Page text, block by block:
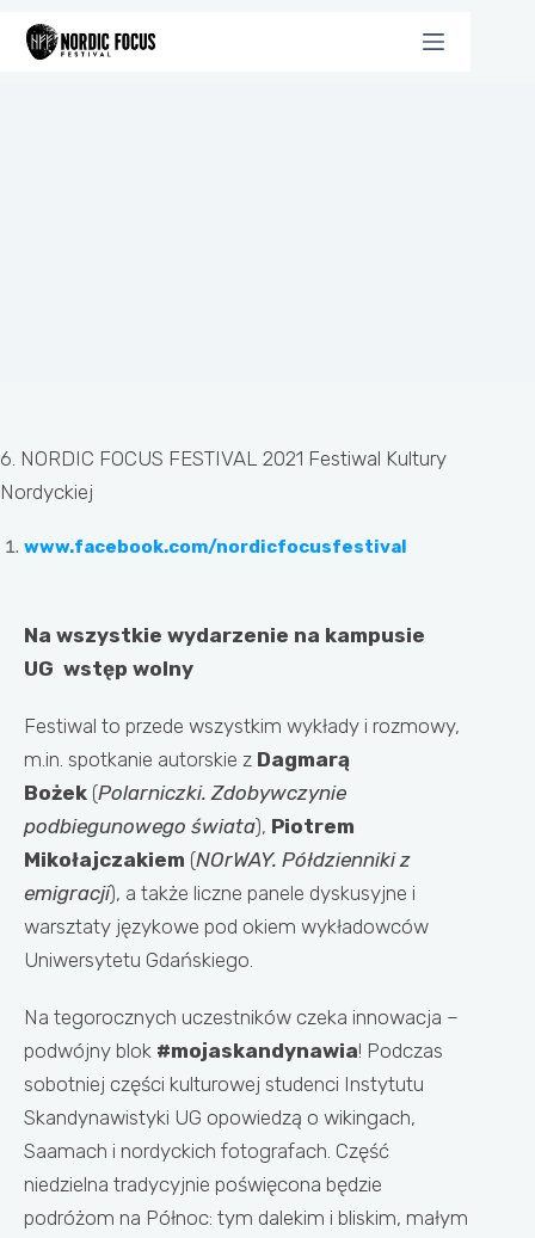
treści
6. NORDIC FOCUS FESTIVAL 2021 Festiwal Kultury
Nordyckiej
www.facebook.com/nordicfocusfestival
Na wszystkie wydarzenie na kampusie
UG wstęp wolny
Festiwal to przede wszystkim wykłady i rozmowy,
m.in. spotkanie autorskie z Dagmarą
Bożek (Polarniczki. Zdobywczynie
podbiegunowego świata), Piotrem
Mikołajczakiem (NOrWAY. Półdzienniki z
emigracji), a także liczne panele dyskusyjne i
warsztaty językowe pod okiem wykładowców
Uniwersytetu Gdańskiego.
Na tegorocznych uczestników czeka innowacja –
podwójny blok #mojaskandynawia! Podczas
sobotniej części kulturowej studenci Instytutu
Skandynawistyki UG opowiedzą o wikingach,
Saamach i nordyckich fotografach. Część
niedzielna tradycyjnie poświęcona będzie
podróżom na Północ: tym dalekim i bliskim, małym